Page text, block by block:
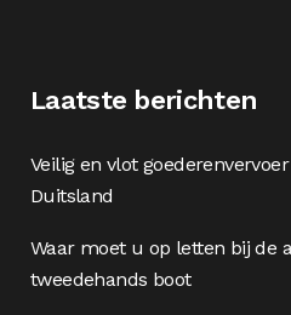
Laatste berichten
Veilig en vlot
Duitsland
Waar moet u op letten bij de
tweedehands boot